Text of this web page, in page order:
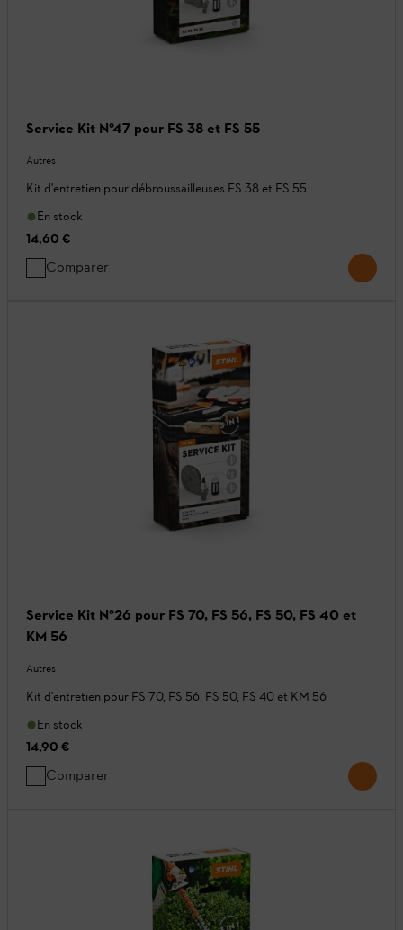
Service Kit N°47 pour FS 38 et FS 55
Autres
Kit d'entretien pour débroussailleuses FS 38 et FS 55
En stock
14,60 €
Comparer
Service Kit N°26 pour FS 70, FS 56, FS 50, FS 40 et
KM 56
Autres
Kit d'entretien pour FS 70, FS 56, FS 50, FS 40 et KM 56
En stock
14,90 €
Comparer